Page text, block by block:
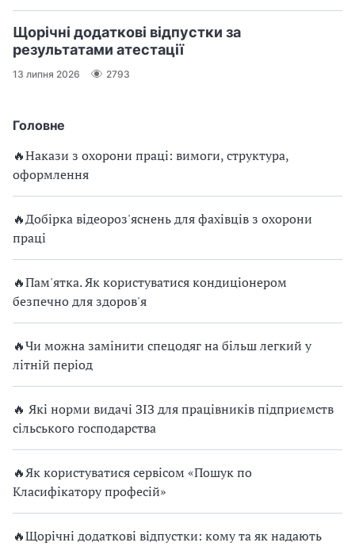
Головне
🔥Накази з охорони праці: вимоги, структура,
оформлення
🔥Добірка відеороз'яснень для фахівців з охорони
праці
🔥Пам'ятка. Як користуватися кондиціонером
безпечно для здоров'я
🔥Чи можна замінити спецодяг на більш легкий у
літній період
🔥 Які норми видачі ЗІЗ для працівників підприємств
сільського господарства
🔥Як користуватися сервісом «Пошук по
Класифікатору професій»
🔥Щорічні додаткові відпустки: кому та як надають
Щорічні додаткові відпустки за
результатами атестації
13 липня 2026 2793